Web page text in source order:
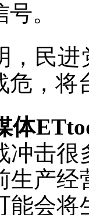
。
，民进
危，
体
冲击
生产
能会